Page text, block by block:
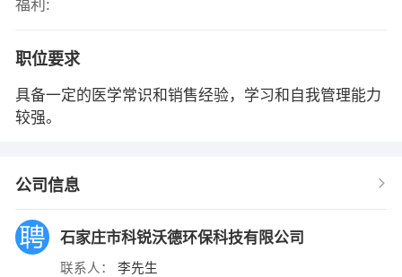
福利:
职位要求
具备一定的医学常识和销售经验，学习和自我管理能力
较强。
公司信息
石家庄市科锐沃德环保科技有限公司
联系人： 李先生